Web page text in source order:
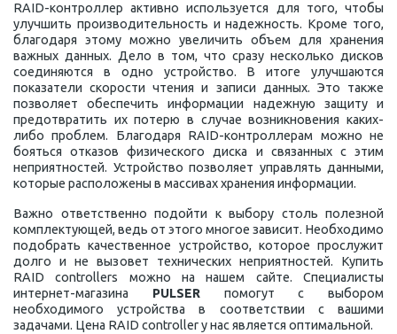
RAID-контроллер активно используется для того, чтобы
улучшить производительность и надежность. Кроме того,
благодаря этому можно увеличить объем для хранения
важных данных. Дело в том, что сразу несколько дисков
соединяются в одно устройство. В итоге улучшаются
показатели скорости чтения и записи данных. Это также
позволяет обеспечить информации надежную защиту и
предотвратить их потерю в случае возникновения каких-
либо проблем. Благодаря RAID-контроллерам можно не
бояться отказов физического диска и связанных с этим
неприятностей. Устройство позволяет управлять данными,
которые расположены в массивах хранения информации.
Важно ответственно подойти к выбору столь полезной
комплектующей, ведь от этого многое зависит. Необходимо
подобрать качественное устройство, которое прослужит
долго и не вызовет технических неприятностей. Купить
RAID controllers можно на нашем сайте. Специалисты
интернет-магазина PULSERпомогут с выбором
необходимого устройства в соответствии с вашими
задачами. Цена RAID controller у нас является оптимальной.